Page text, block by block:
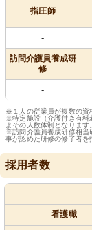
指圧師
-
訪問介護員養成研
修
-
※１人の従業員が複数の資
※特定施設（介護付き有料
よその人数体制となります
※訪問介護員養成研修相当
事が認めた研修の修了者を
採用者数
看護職